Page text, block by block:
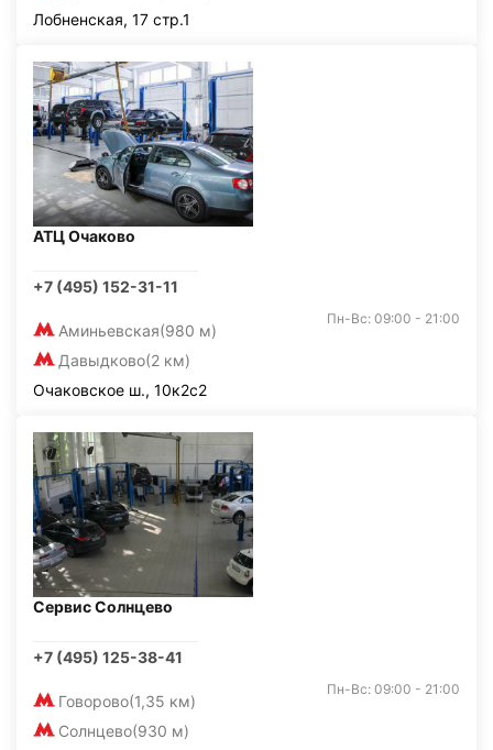
Лобненская, 17 стр.1
АТЦ Очаково
+7 (495) 152-31-11
Аминьевская(980 м)
Давыдково(2 км)
Пн-Вс: 09:00 - 21:00
Очаковское ш., 10к2с2
Сервис Солнцево
+7 (495) 125-38-41
Говорово(1,35 км)
Солнцево(930 м)
Пн-Вс: 09:00 - 21:00